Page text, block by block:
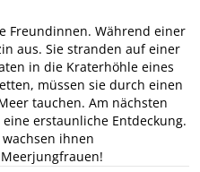
Freundinnen. Während einer
aus. Sie stranden auf einer
in die Kraterhöhle eines
müssen sie durch einen
tauchen. Am nächsten
erstaunliche Entdeckung.
ihnen